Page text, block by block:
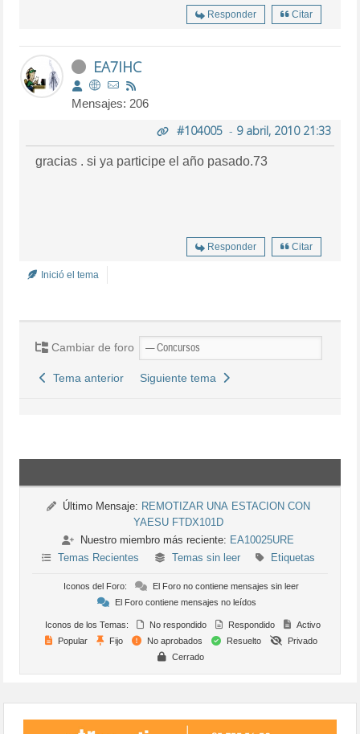
Responder Citar
EA7IHC
Mensajes: 206
#104005- 9 abril, 2010 21:33
gracias . si ya participe el año pasado.73
Responder Citar
Inició el tema
Cambiar de foro
Tema anterior Siguiente tema
Último Mensaje: REMOTIZAR UNA ESTACION CON
YAESU FTDX101D
Nuestro miembro más reciente: EA10025URE
Temas Recientes
Temas sin leer Etiquetas
Iconos del Foro:
El Foro no contiene mensajes sin leer
El Foro contiene mensajes no leídos
Iconos de los Temas: No respondido Respondido
Activo
Popular
Fijo No aprobados Resuelto
Privado
Cerrado